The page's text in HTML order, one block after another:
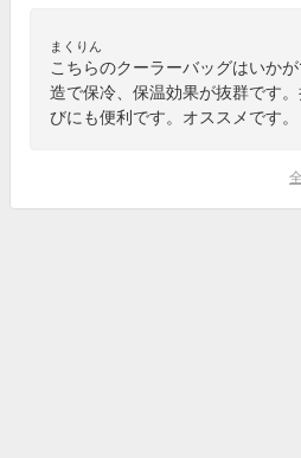
まくりん
こちらのクーラーバッグはいか
造で保冷、保温効果が抜群です
びにも便利です。オススメです。